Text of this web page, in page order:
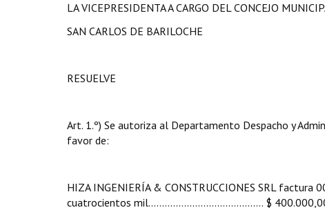
LA VICEPRESIDENTA A CARGO DEL CONCEJO
SAN CARLOS DE BARILOCHE
RESUELVE
Art. 1.º) Se autoriza al Departamento Despacho y
favor de:
HIZA INGENIERÍA & CONSTRUCCIONES SRL
cuatrocientos mil.......................................... $